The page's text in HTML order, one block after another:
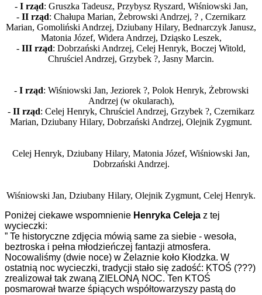
- I rząd: Gruszka Tadeusz, Przybysz Ryszard, Wiśniowski Jan,
- II rząd: Chałupa Marian, Żebrowski Andrzej, ? , Czernikarz
Marian, Gomoliński Andrzej, Dziubany Hilary, Bednarczyk Janusz,
Matonia Józef, Widera Andrzej, Dziąsko Leszek,
- III rząd: Dobrzański Andrzej, Celej Henryk, Boczej Witold,
Chruściel Andrzej, Grzybek ?, Jasny Marcin.
- I rząd: Wiśniowski Jan, Jeziorek ?, Polok Henryk, Żebrowski
Andrzej (w okularach),
- II rząd: Celej Henryk, Chruściel Andrzej, Grzybek ?, Czernikarz
Marian, Dziubany Hilary, Dobrzański Andrzej, Olejnik Zygmunt.
Celej Henryk, Dziubany Hilary, Matonia Józef, Wiśniowski Jan,
Dobrzański Andrzej.
Wiśniowski Jan, Dziubany Hilary, Olejnik Zygmunt, Celej Henryk.
Poniżej ciekawe wspomnienie Henryka Celeja z tej
wycieczki:
” Te historyczne zdjęcia mówią same za siebie - wesoła,
beztroska i pełna młodzieńczej fantazji atmosfera.
Nocowaliśmy (dwie noce) w Żelaznie koło Kłodzka. W
ostatnią noc wycieczki, tradycji stało się zadość: KTOŚ (???)
zrealizował tak zwaną ZIELONĄ NOC. Ten KTOŚ
posmarował twarze śpiących współtowarzyszy pastą do